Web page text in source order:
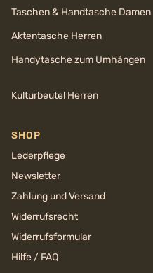
Taschen & Handtasche Damen
Aktentasche Herren
Handytasche zum Umhängen
Kulturbeutel Herren
SHOP
Lederpflege
Newsletter
Zahlung und Versand
Widerrufsrecht
Widerrufsformular
Hilfe / FAQ